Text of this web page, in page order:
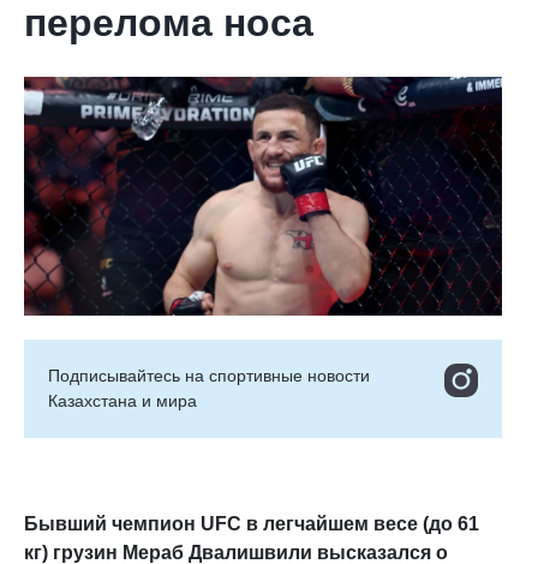
перелома носа
Подписывайтесь на cпортивные новости
Казахстана и мира
Бывший чемпион UFC в легчайшем весе (до 61
кг) грузин Мераб Двалишвили высказался о